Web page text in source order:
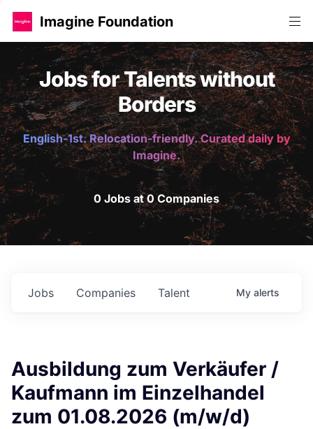
Imagine Foundation
Jobs for Talents without
Borders
English-1st. Relocation-friendly. Curated daily by
Imagine.
0 Jobs at 0 Companies
Jobs Companies Talent My alerts
Ausbildung zum Verkäufer /
Kaufmann im Einzelhandel
zum 01.08.2026 (m/w/d)